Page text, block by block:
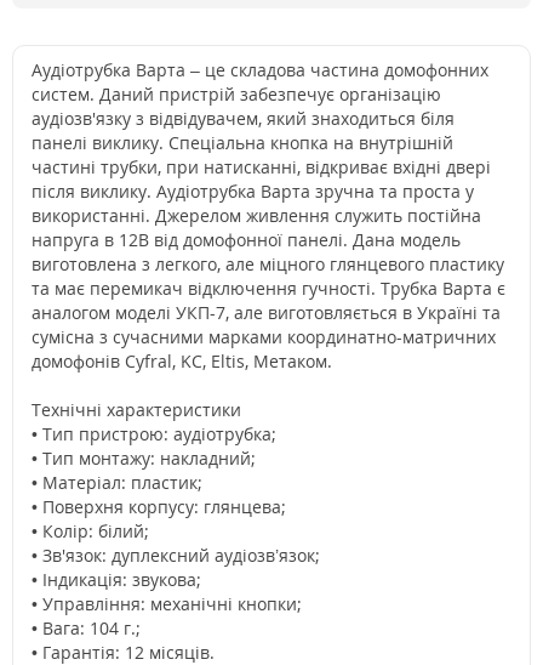
Аудіотрубка Варта – це складова частина домофонних
систем. Даний пристрій забезпечує організацію
аудіозв'язку з відвідувачем, який знаходиться біля
панелі виклику. Спеціальна кнопка на внутрішній
частині трубки, при натисканні, відкриває вхідні двері
після виклику. Аудіотрубка Варта зручна та проста у
використанні. Джерелом живлення служить постійна
напруга в 12В від домофонної панелі. Дана модель
виготовлена з легкого, але міцного глянцевого пластику
та має перемикач відключення гучності. Трубка Варта є
аналогом моделі УКП-7, але виготовляється в Україні та
сумісна з сучасними марками координатно-матричних
домофонів Cyfral, KC, Eltis, Метаком.
Технічні характеристики
• Тип пристрою: аудіотрубка;
• Тип монтажу: накладний;
• Матеріал: пластик;
• Поверхня корпусу: глянцева;
• Колір: білий;
• Зв'язок: дуплексний аудіозв’язок;
• Індикація: звукова;
• Управління: механічні кнопки;
• Вага: 104 г.;
• Гарантія: 12 місяців.